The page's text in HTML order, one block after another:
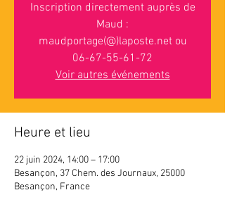
Inscription directement auprès de
Maud :
maudportage(@)laposte.net ou
06-67-55-61-72
Voir autres événements
Heure et lieu
22 juin 2024, 14:00 – 17:00
Besançon, 37 Chem. des Journaux, 25000
Besançon, France